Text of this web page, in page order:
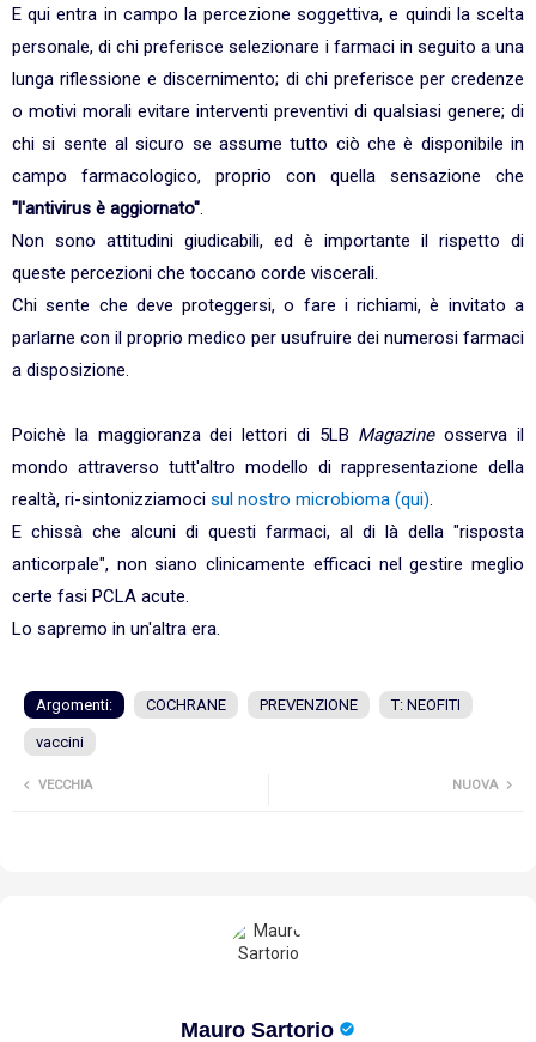
E qui entra in campo la percezione soggettiva, e quindi la scelta
personale, di chi preferisce selezionare i farmaci in seguito a una
lunga riflessione e discernimento; di chi preferisce per credenze
o motivi morali evitare interventi preventivi di qualsiasi genere; di
chi si sente al sicuro se assume tutto ciò che è disponibile in
campo farmacologico, proprio con quella sensazione che
"l'antivirus è aggiornato".
Non sono attitudini giudicabili, ed è importante il rispetto di
queste percezioni che toccano corde viscerali.
Chi sente che deve proteggersi, o fare i richiami, è invitato a
parlarne con il proprio medico per usufruire dei numerosi farmaci
a disposizione.
Poichè la maggioranza dei lettori di 5LB Magazineosserva il
mondo attraverso tutt'altro modello di rappresentazione della
realtà, ri-sintonizziamoci sul nostro microbioma (qui).
E chissà che alcuni di questi farmaci, al di là della "risposta
anticorpale", non siano clinicamente efficaci nel gestire meglio
certe fasi PCLA acute.
Lo sapremo in un'altra era.
Argomenti: COCHRANE PREVENZIONE T: NEOFITI
vaccini
NUOVA
VECCHIA
Mauro Sartorio